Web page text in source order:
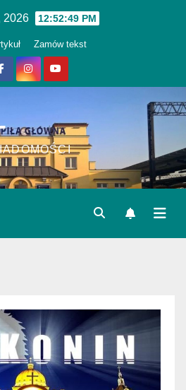
2026 12:52:50 PM
Zamów tekst